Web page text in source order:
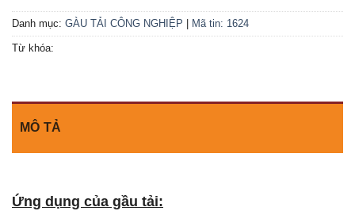
Danh mục: GÀU TẢI CÔNG NGHIỆP | Mã tin: 1624
Từ khóa:
MÔ TẢ
Ứng dụng của gầu tải: